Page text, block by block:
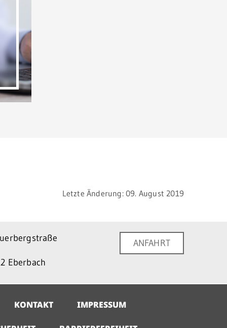
Letzte Änderung: 09. August 2019
Eberbach
ANFAHRT
KONTAKT IMPRESSUM